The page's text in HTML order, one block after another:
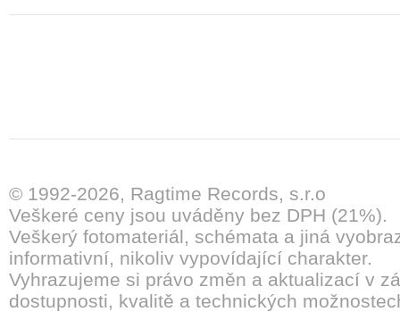
© 1992-2026, Ragtime Records, s.r.o
Veškeré ceny jsou uváděny bez DPH (21%).
Veškerý fotomateriál, schémata a jiná
informativní, nikoliv vypovídající charakter.
Vyhrazujeme si právo změn a aktualizací v
dostupnosti, kvalitě a technických